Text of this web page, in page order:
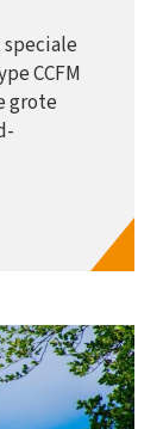
CCFM
grote